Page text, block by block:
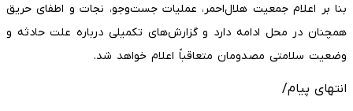
بنا بر اعلام جمعیت هلال‌احمر، عملیات جست‌وجو، نجات و اطفای حریق
همچنان در محل ادامه دارد و گزارش‌های تکمیلی درباره علت حادثه و
وضعیت سلامتی مصدومان متعاقباً اعلام خواهد شد.
انتهای پیام/